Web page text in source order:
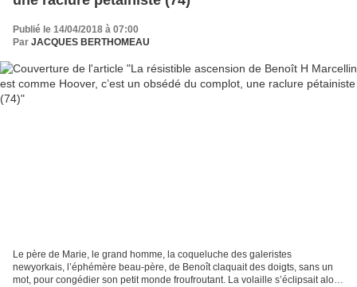
Publié le 14/04/2018 à 07:00
Par JACQUES BERTHOMEAU
Le père de Marie, le grand homme, la coqueluche des galeristes
newyorkais, l’éphémère beau-père, de Benoît claquait des doigts, sans un
mot, pour congédier son petit monde froufroutant. La volaille s’éclipsait alors